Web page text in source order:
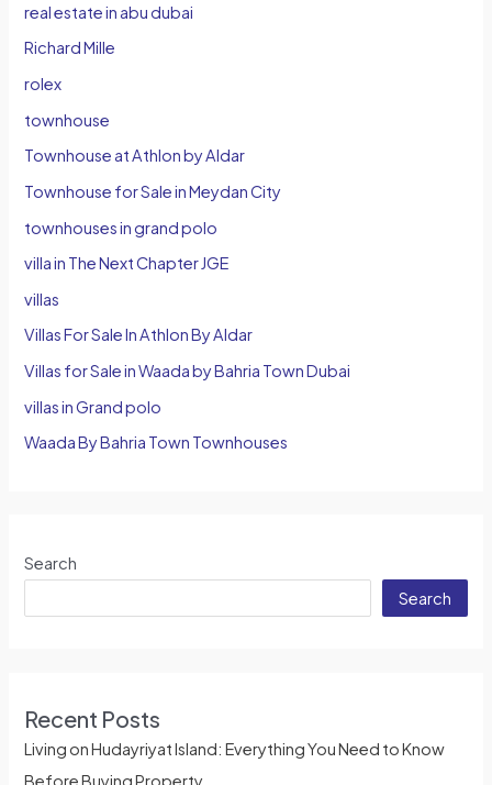
real estate in abu dubai
Richard Mille
rolex
townhouse
Townhouse at Athlon by Aldar
Townhouse for Sale in Meydan City
townhouses in grand polo
villa in The Next Chapter JGE
villas
Villas For Sale In Athlon By Aldar
Villas for Sale in Waada by Bahria Town Dubai
villas in Grand polo
Waada By Bahria Town Townhouses
Search
Search
Recent Posts
Living on Hudayriyat Island: Everything You Need to Know
Before Buying Property